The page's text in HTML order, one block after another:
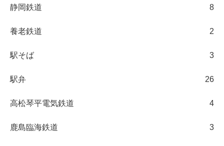
静岡鉄道 8
養老鉄道 2
駅そば 3
駅弁 26
高松琴平電気鉄道 4
鹿島臨海鉄道 3